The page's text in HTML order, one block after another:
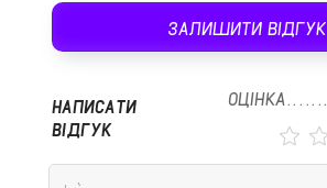
ЗАЛИШИТИ ВІДГУК
НАПИСАТИ
ВІДГУК
ОЦІНКА